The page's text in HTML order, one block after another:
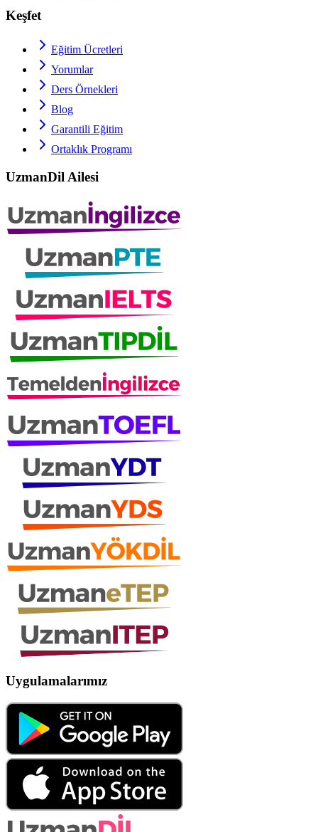
Keşfet
Eğitim Ücretleri
Yorumlar
Ders Örnekleri
Blog
Garantili Eğitim
Ortaklık Programı
UzmanDil Ailesi
Uygulamalarımız